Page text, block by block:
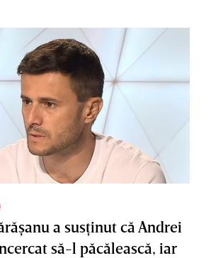
a susţinut că Andrei
să-l păcălească, iar